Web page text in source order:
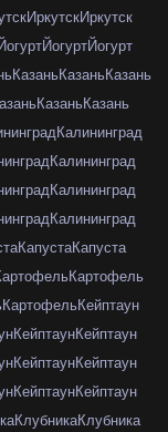
ИркутскИркутск
ЙогуртЙогурт
КазаньКазаньКазань
КазаньКазань
Калининград
Калининград
Калининград
Калининград
КапустаКапуста
Картофель
КартофельКейптаун
КейптаунКейптаун
КейптаунКейптаун
КейптаунКейптаун
КлубникаКлубника